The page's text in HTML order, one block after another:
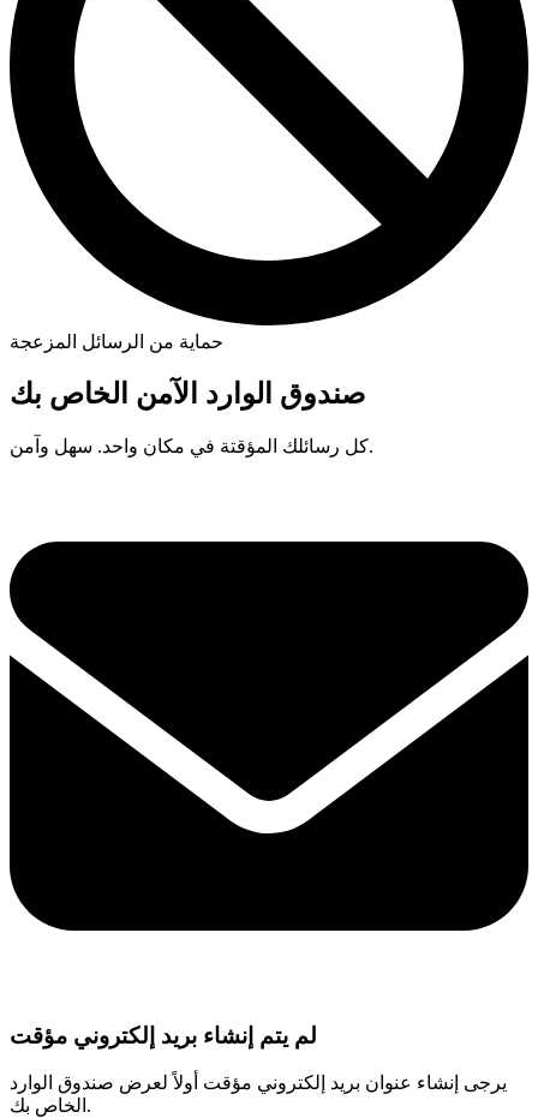
حماية من الرسائل المزعجة
صندوق الوارد الآمن الخاص بك
كل رسائلك المؤقتة في مكان واحد. سهل وآمن.
لم يتم إنشاء بريد إلكتروني مؤقت
يرجى إنشاء عنوان بريد إلكتروني مؤقت أولاً لعرض صندوق الوارد
الخاص بك.